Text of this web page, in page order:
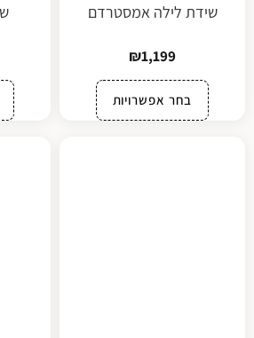
שידת לילה אמסטרדם
₪1,199
בחר אפשרויות